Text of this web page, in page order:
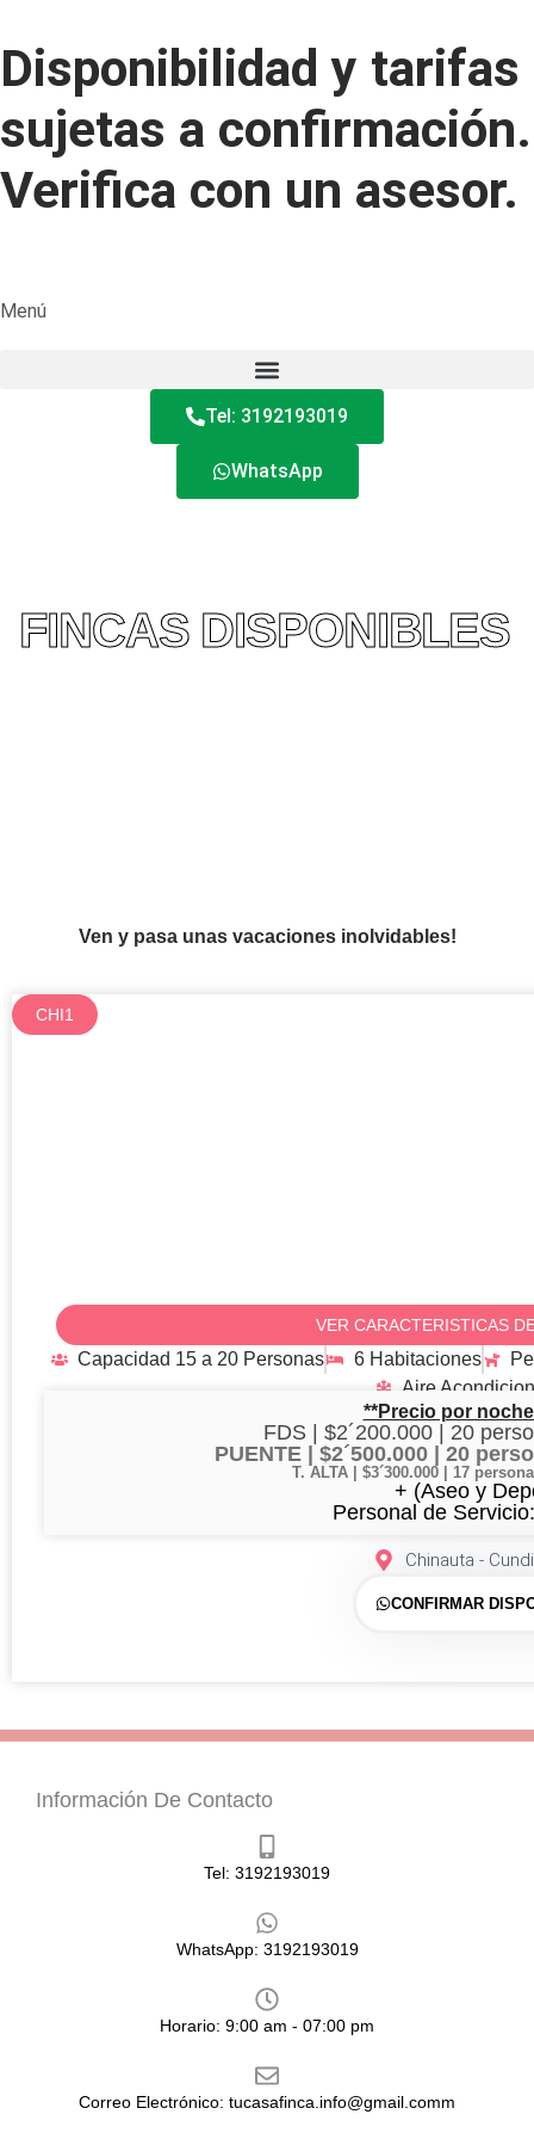
Disponibilidad y tarifas
sujetas a confirmación.
Verifica con un asesor.
Menú
Tel: 3192193019
WhatsApp
FINCAS DISPONIBLES
Ven y pasa unas vacaciones inolvidables!
CHI1
VER CARACTERISTICAS
Capacidad 15 a 20 Personas 6 Habitaciones
Aire
**Precio por
FDS | $2´200.000 | 20
PUENTE | $2´500.000 | 20
T. ALTA | $3´300.000 | 17
+ (Aseo y
Personal de
Chinauta -
CONFIRMAR
Información De Contacto
Tel: 3192193019
WhatsApp: 3192193019
Horario: 9:00 am - 07:00 pm
Correo Electrónico: tucasafinca.info@gmail.comm